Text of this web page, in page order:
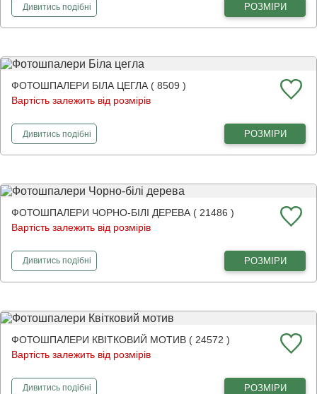
Дивитисьфотошпалери
подібні РОЗМІРИ
ФОТОШПАЛЕРИ БІЛА ЦЕГЛА ( 8509 )
Вартість залежить від розмірів
Дивитисьфотошпалери
подібні РОЗМІРИ
ФОТОШПАЛЕРИ ЧОРНО-БІЛІ ДЕРЕВА ( 21486 )
Вартість залежить від розмірів
Дивитисьфотошпалери
подібні РОЗМІРИ
ФОТОШПАЛЕРИ КВІТКОВИЙ МОТИВ ( 24572 )
Вартість залежить від розмірів
Дивитисьфотошпалери
подібні РОЗМІРИ